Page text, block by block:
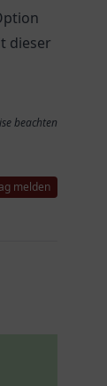
dieser
beachten
melden